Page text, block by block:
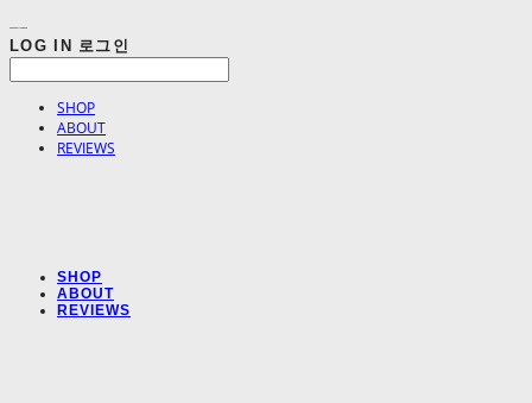
LOG IN 로그인
SHOP
ABOUT
REVIEWS
SHOP
ABOUT
REVIEWS